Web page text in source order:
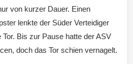
von kurzer Dauer. Einen
lenkte der Süder Verteidiger
Bis zur Pause hatte der ASV
doch das Tor schien vernagelt.